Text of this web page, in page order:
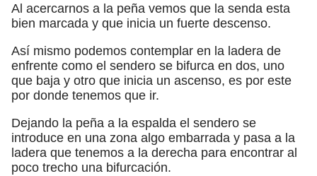
Al acercarnos a la peña vemos que la senda esta
bien marcada y que inicia un fuerte descenso.
Así mismo podemos contemplar en la ladera de
enfrente como el sendero se bifurca en dos, uno
que baja y otro que inicia un ascenso, es por este
por donde tenemos que ir.
Dejando la peña a la espalda el sendero se
introduce en una zona algo embarrada y pasa a la
ladera que tenemos a la derecha para encontrar al
poco trecho una bifurcación.